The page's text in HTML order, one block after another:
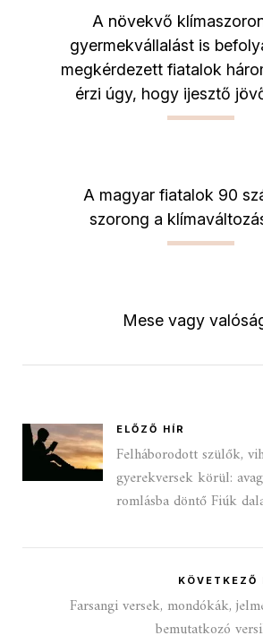
A növekvő
gyermekvállalást is
megkérdezett fiatalok
érzi úgy, hogy ijesztő
A magyar fiatalok 90
szorong a
Mese vagy
ELŐZŐ HÍR
Felháborodott szülők,
gyerekversek körül:
romlásba döntő Fiúk
KÖVETKEZŐ
Farsangi versek, mondókák,
bemutatkozó